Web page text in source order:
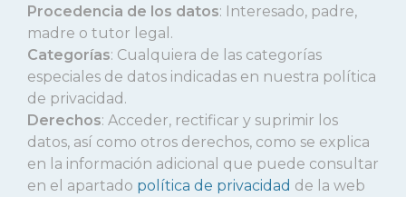
Procedencia de los datos: Interesado, padre,
madre o tutor legal.
Categorías: Cualquiera de las categorías
especiales de datos indicadas en nuestra política
de privacidad.
Derechos: Acceder, rectificar y suprimir los
datos, así como otros derechos, como se explica
en la información adicional que puede consultar
en el apartado política de privacidad de la web